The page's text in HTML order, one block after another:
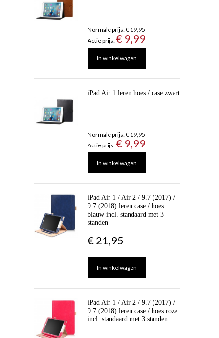
Normale prijs:€ 19,95
Actie prijs:€ 9,99
In winkelwagen
iPad Air 1 leren hoes / case zwart
Normale prijs:€ 19,95
Actie prijs:€ 9,99
In winkelwagen
iPad Air 1 / Air 2 / 9.7 (2017) /
9.7 (2018) leren case / hoes
blauw incl. standaard met 3
standen
€ 21,95
In winkelwagen
iPad Air 1 / Air 2 / 9.7 (2017) /
9.7 (2018) leren case / hoes roze
incl. standaard met 3 standen